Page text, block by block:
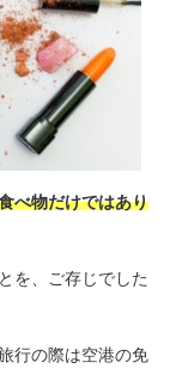
べ物だけではあり
を、ご存じでした
行の際は空港の免